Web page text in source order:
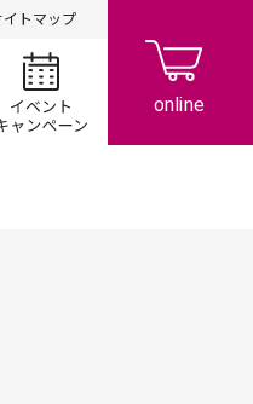
イトマップ
ラシ情報 イベント/キャン